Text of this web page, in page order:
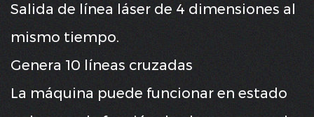
Salida de línea láser de 4 dimensiones al
mismo tiempo.
Genera 10 líneas cruzadas
La máquina puede funcionar en estado